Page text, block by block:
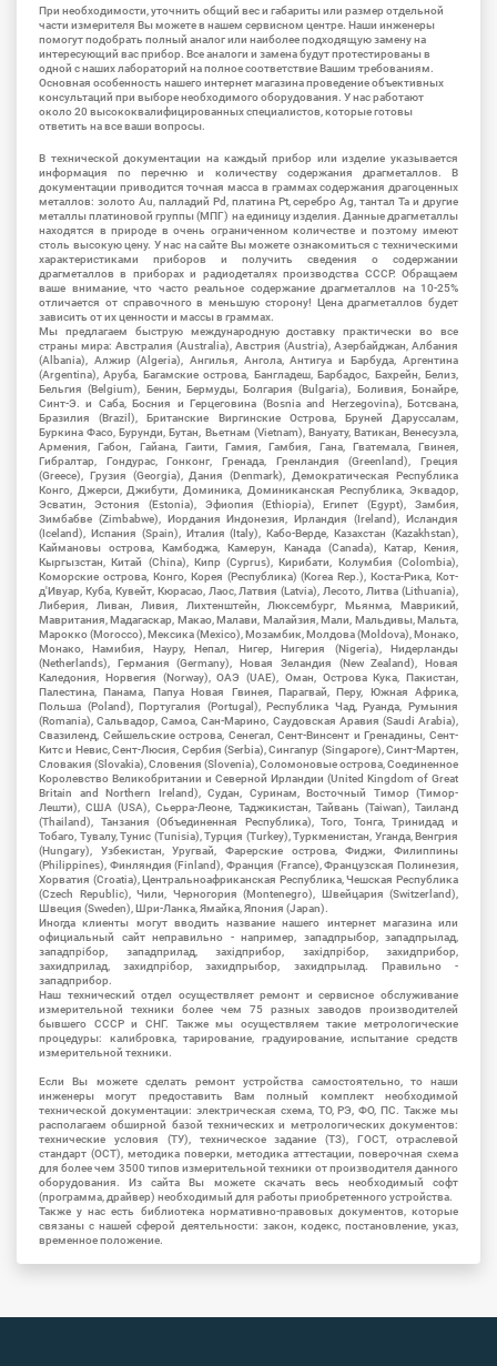
При необходимости, уточнить общий вес и габариты или размер отдельной
части измерителя Вы можете в нашем сервисном центре. Наши инженеры
помогут подобрать полный аналог или наиболее подходящую замену на
интересующий вас прибор. Все аналоги и замена будут протестированы в
одной с наших лабораторий на полное соответствие Вашим требованиям.
Основная особенность нашего интернет магазина проведение объективных
консультаций при выборе необходимого оборудования. У нас работают
около 20 высококвалифицированных специалистов, которые готовы
ответить на все ваши вопросы.
В технической документации на каждый прибор или изделие указывается
информация по перечню и количеству содержания драгметаллов. В
документации приводится точная масса в граммах содержания драгоценных
металлов: золото Au, палладий Pd, платина Pt, серебро Ag, тантал Ta и другие
металлы платиновой группы (МПГ) на единицу изделия. Данные драгметаллы
находятся в природе в очень ограниченном количестве и поэтому имеют
столь высокую цену. У нас на сайте Вы можете ознакомиться с техническими
характеристиками приборов и получить сведения о содержании
драгметаллов в приборах и радиодеталях производства СССР. Обращаем
ваше внимание, что часто реальное содержание драгметаллов на 10-25%
отличается от справочного в меньшую сторону! Цена драгметаллов будет
зависить от их ценности и массы в граммах.
Мы предлагаем быструю международную доставку практически во все
страны мира: Австралия (Australia), Австрия (Austria), Азербайджан, Албания
(Albania), Алжир (Algeria), Ангилья, Ангола, Антигуа и Барбуда, Аргентина
(Argentina), Аруба, Багамские острова, Бангладеш, Барбадос, Бахрейн, Белиз,
Бельгия (Belgium), Бенин, Бермуды, Болгария (Bulgaria), Боливия, Бонайре,
Синт-Э. и Саба, Босния и Герцеговина (Bosnia and Herzegovina), Ботсвана,
Бразилия (Brazil), Британские Виргинские Острова, Бруней Даруссалам,
Буркина Фасо, Бурунди, Бутан, Вьетнам (Vietnam), Вануату, Ватикан, Венесуэла,
Армения, Габон, Гайана, Гаити, Гамия, Гамбия, Гана, Гватемала, Гвинея,
Гибралтар, Гондурас, Гонконг, Гренада, Гренландия (Greenland), Греция
(Greece), Грузия (Georgia), Дания (Denmark), Демократическая Республика
Конго, Джерси, Джибути, Доминика, Доминиканская Республика, Эквадор,
Эсватин, Эстония (Estonia), Эфиопия (Ethiopia), Египет (Egypt), Замбия,
Зимбабве (Zimbabwe), Иордания Индонезия, Ирландия (Ireland), Исландия
(Iceland), Испания (Spain), Италия (Italy), Кабо-Верде, Казахстан (Kazakhstan),
Каймановы острова, Камбоджа, Камерун, Канада (Canada), Катар, Кения,
Кыргызстан, Китай (China), Кипр (Cyprus), Кирибати, Колумбия (Colombia),
Коморские острова, Конго, Корея (Республика) (Korea Rep.), Коста-Рика, Кот-
д'Ивуар, Куба, Кувейт, Кюрасао, Лаос, Латвия (Latvia), Лесото, Литва (Lithuania),
Либерия, Ливан, Ливия, Лихтенштейн, Люксембург, Мьянма, Маврикий,
Мавритания, Мадагаскар, Макао, Малави, Малайзия, Мали, Мальдивы, Мальта,
Марокко (Morocco), Мексика (Mexico), Мозамбик, Молдова (Moldova), Монако,
Монако, Намибия, Науру, Непал, Нигер, Нигерия (Nigeria), Нидерланды
(Netherlands), Германия (Germany), Новая Зеландия (New Zealand), Новая
Каледония, Норвегия (Norway), ОАЭ (UAE), Оман, Острова Кука, Пакистан,
Палестина, Панама, Папуа Новая Гвинея, Парагвай, Перу, Южная Африка,
Польша (Poland), Португалия (Portugal), Республика Чад, Руанда, Румыния
(Romania), Сальвадор, Самоа, Сан-Марино, Саудовская Аравия (Saudi Arabia),
Свазиленд, Сейшельские острова, Сенегал, Сент-Винсент и Гренадины, Сент-
Китс и Невис, Сент-Люсия, Сербия (Serbia), Сингапур (Singapore), Синт-Мартен,
Словакия (Slovakia), Словения (Slovenia), Соломоновые острова, Соединенное
Королевство Великобритании и Северной Ирландии (United Kingdom of Great
Britain and Northern Ireland), Судан, Суринам, Восточный Тимор (Тимор-
Лешти), США (USA), Сьерра-Леоне, Таджикистан, Тайвань (Taiwan), Таиланд
(Thailand), Танзания (Объединенная Республика), Того, Тонга, Тринидад и
Тобаго, Тувалу, Тунис (Tunisia), Турция (Turkey), Туркменистан, Уганда, Венгрия
(Hungary), Узбекистан, Уругвай, Фарерские острова, Фиджи, Филиппины
(Philippines), Финляндия (Finland), Франция (France), Французская Полинезия,
Хорватия (Croatia), Центральноафриканская Республика, Чешская Республика
(Czech Republic), Чили, Черногория (Montenegro), Швейцария (Switzerland),
Швеция (Sweden), Шри-Ланка, Ямайка, Япония (Japan).
Иногда клиенты могут вводить название нашего интернет магазина или
официальный сайт неправильно - например, западпрыбор, западпрылад,
западпрібор, западприлад, західприбор, західпрібор, захидприбор,
захидприлад, захидпрібор, захидпрыбор, захидпрылад. Правильно -
западприбор.
Наш технический отдел осуществляет ремонт и сервисное обслуживание
измерительной техники более чем 75 разных заводов производителей
бывшего СССР и СНГ. Также мы осуществляем такие метрологические
процедуры: калибровка, тарирование, градуирование, испытание средств
измерительной техники.
Если Вы можете сделать ремонт устройства самостоятельно, то наши
инженеры могут предоставить Вам полный комплект необходимой
технической документации: электрическая схема, ТО, РЭ, ФО, ПС. Также мы
располагаем обширной базой технических и метрологических документов:
технические условия (ТУ), техническое задание (ТЗ), ГОСТ, отраслевой
стандарт (ОСТ), методика поверки, методика аттестации, поверочная схема
для более чем 3500 типов измерительной техники от производителя данного
оборудования. Из сайта Вы можете скачать весь необходимый софт
(программа, драйвер) необходимый для работы приобретенного устройства.
Также у нас есть библиотека нормативно-правовых документов, которые
связаны с нашей сферой деятельности: закон, кодекс, постановление, указ,
временное положение.